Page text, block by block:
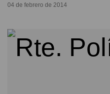
04 de febrero de 2014